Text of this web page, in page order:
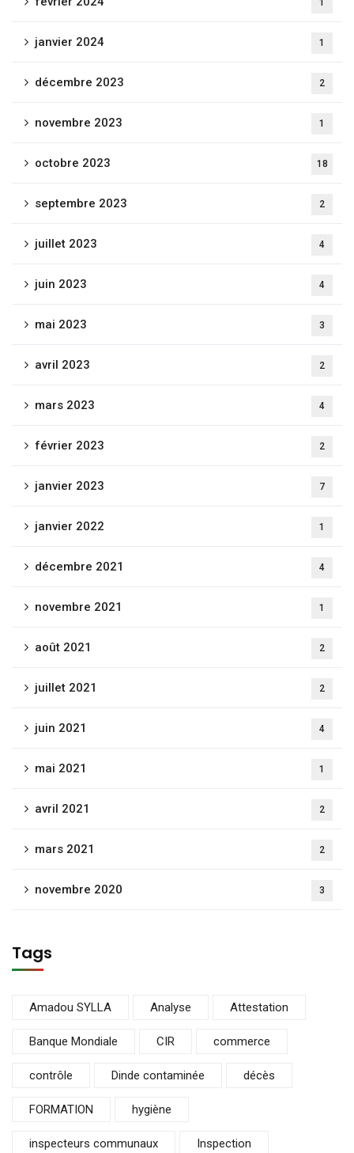
1
janvier 2024 1
décembre 2023 2
novembre 2023 1
octobre 2023 18
septembre 2023 2
juillet 2023 4
juin 2023 4
mai 2023 3
avril 2023 2
mars 2023 4
février 2023 2
janvier 2023 7
janvier 2022 1
décembre 2021 4
novembre 2021 1
août 2021 2
juillet 2021 2
juin 2021 4
mai 2021 1
avril 2021 2
mars 2021 2
novembre 2020 3
Tags
Amadou SYLLA Analyse Attestation
Banque Mondiale CIR commerce
contrôle Dinde contaminée décès
FORMATION hygiène
inspecteurs communaux Inspection